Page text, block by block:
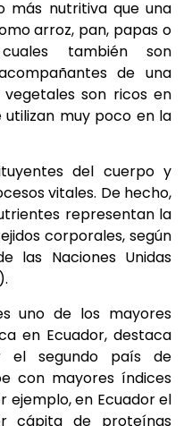
más nutritiva que una
arroz, pan, papas o
también son
de una
son ricos en
muy poco en la
del cuerpo y
vitales. De hecho,
representan la
corporales, según
las Naciones Unidas
uno de los mayores
en Ecuador, destaca
el segundo país de
con mayores índices
ejemplo, en Ecuador el
cápita de proteínas